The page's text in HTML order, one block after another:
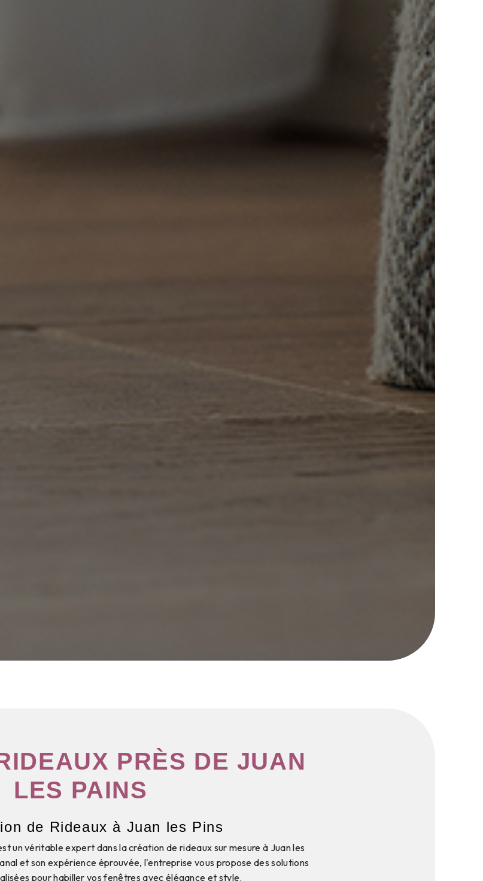
PRÈS DE JUAN
LES PAINS
de Rideaux à Juan les Pins
un véritable expert dans la création de rideaux sur mesure à Juan les
et son expérience éprouvée, l'entreprise vous propose des solutions
pour habiller vos fenêtres avec élégance et style.